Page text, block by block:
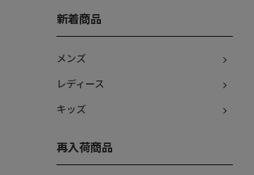
新着商品
メンズ
レディース
キッズ
再入荷商品